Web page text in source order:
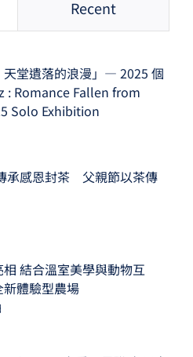
Recent
天堂遺落的浪漫」— 2025 個
: Romance Fallen from
Solo Exhibition
承感恩封茶 父親節以茶傳
結合溫室美學與動物互
體驗型農場